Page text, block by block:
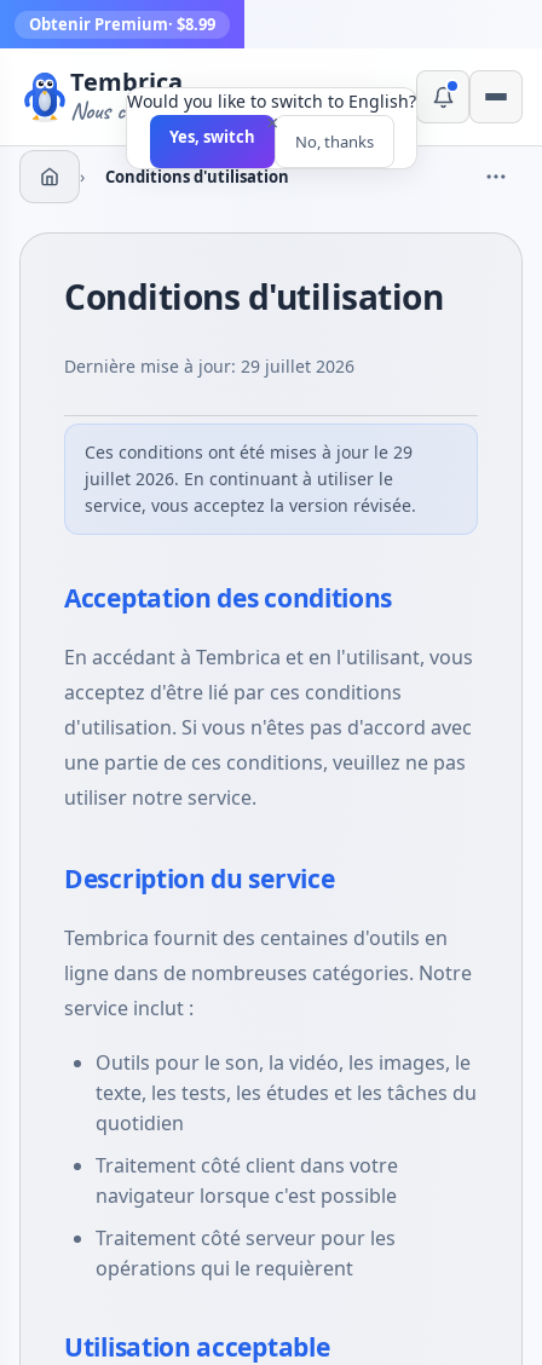
Obtenir Premium· $8.99
Tembrica
Nous créons des outils
› Conditions d'utilisation
Conditions d'utilisation
Dernière mise à jour: 29 juillet 2026
Ces conditions ont été mises à jour le 29
juillet 2026. En continuant à utiliser le
service, vous acceptez la version révisée.
Acceptation des conditions
En accédant à Tembrica et en l'utilisant, vous
acceptez d'être lié par ces conditions
d'utilisation. Si vous n'êtes pas d'accord avec
une partie de ces conditions, veuillez ne pas
utiliser notre service.
Description du service
Tembrica fournit des centaines d'outils en
ligne dans de nombreuses catégories. Notre
service inclut :
Outils pour le son, la vidéo, les images, le
texte, les tests, les études et les tâches du
quotidien
Traitement côté client dans votre
navigateur lorsque c'est possible
Traitement côté serveur pour les
opérations qui le requièrent
Utilisation acceptable
×
Would you like to switch to English?
Yes, switch No, thanks